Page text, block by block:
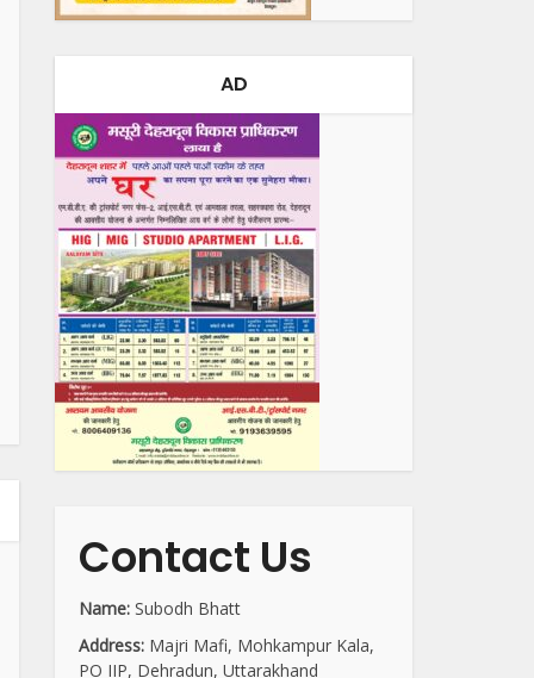
AD
Contact Us
Name: Subodh Bhatt
Address: Majri Mafi, Mohkampur Kala,
PO IIP, Dehradun, Uttarakhand